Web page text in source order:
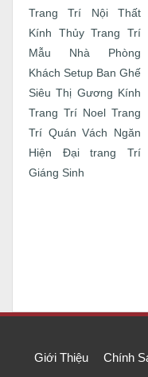
Trang Trí Nội Thất
Kính Thủy Trang Trí
Mẫu Nhà
Phòng
Khách Setup Ban Ghế
Siêu Thị Gương Kính
Trang Trí Noel Trang
Trí Quán Vách Ngăn
Hiện Đại
trang Trí
Giáng Sinh
Giới Thiệu Chính